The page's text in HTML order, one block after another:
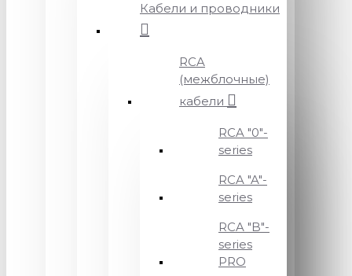
Кабели и проводники
RCA
(межблочные)
кабели
RCA "0"-
series
RCA "A"-
series
RCA "B"-
series
PRO